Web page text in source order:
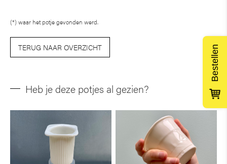
(*) waar het potje gevonden werd.
TERUG NAAR OVERZICHT
Heb je deze potjes al gezien?
Bestellen